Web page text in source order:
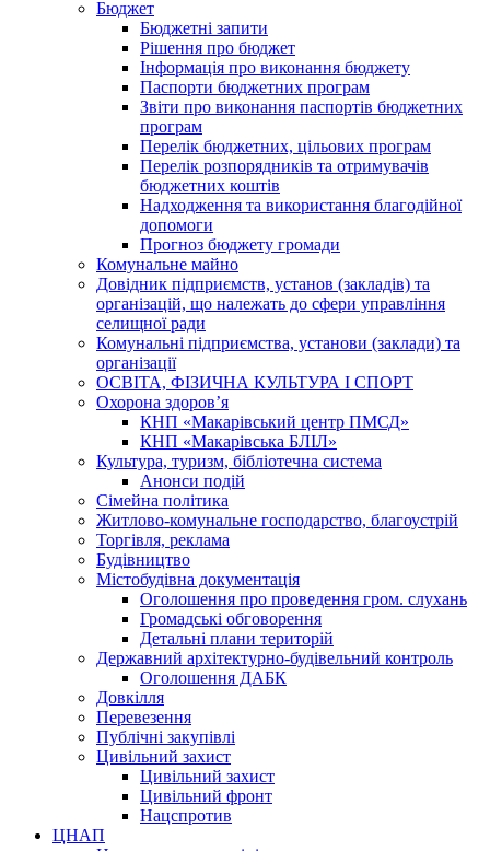
Бюджет
Бюджетні запити
Рішення про бюджет
Інформація про виконання бюджету
Паспорти бюджетних програм
Звіти про виконання паспортів бюджетних
програм
Перелік бюджетних, цільових програм
Перелік розпорядників та отримувачів
бюджетних коштів
Надходження та використання благодійної
допомоги
Прогноз бюджету громади
Комунальне майно
Довідник підприємств, установ (закладів) та
організацій, що належать до сфери управління
селищної ради
Комунальні підприємства, установи (заклади) та
організації
ОСВІТА, ФІЗИЧНА КУЛЬТУРА І СПОРТ
Охорона здоров’я
КНП «Макарівський центр ПМСД»
КНП «Макарівська БЛІЛ»
Культура, туризм, бібліотечна система
Анонси подій
Сімейна політика
Житлово-комунальне господарство, благоустрій
Торгівля, реклама
Будівництво
Містобудівна документація
Оголошення про проведення гром. слухань
Громадські обговорення
Детальні плани територій
Державний архітектурно-будівельний контроль
Оголошення ДАБК
Довкілля
Перевезення
Публічні закупівлі
Цивільний захист
Цивільний захист
Цивільний фронт
Нацспротив
ЦНАП